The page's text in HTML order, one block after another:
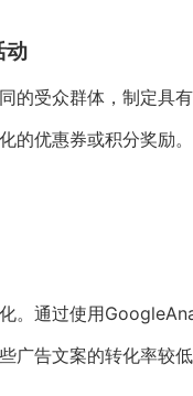
动
的受众群体，制定具
的优惠券或积分奖励
。通过使用
广告文案的转化率较